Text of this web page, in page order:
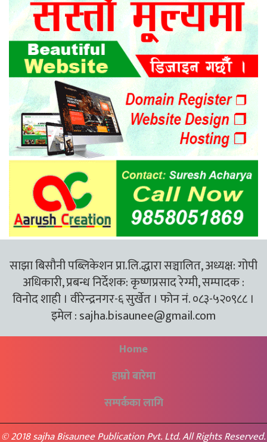
साझा बिसौनी पब्लिकेशन प्रा.लि.द्धारा सञ्चालित, अध्यक्ष: गोपी
अधिकारी, प्रबन्ध निर्देशक: कृष्णप्रसाद रेग्मी, सम्पादक :
विनोद शाही । वीरेन्द्रनगर-६ सुर्खेत । फोन नं. ०८३-५२०९८८ ।
इमेल :sajha.bisaunee@gmail.com
Home
हाम्रो बारेमा
सम्पर्कका लागि
© 2018 sajha Bisaunee Publication Pvt. Ltd. All Rights Reserved.